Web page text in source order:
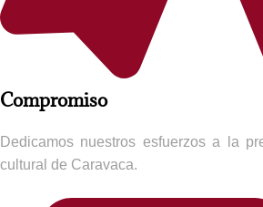
Compromiso​
Dedicamos nuestros esfuerzos a la
cultural de Caravaca.